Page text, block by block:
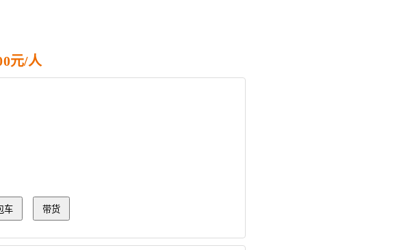
元/人
车 带货